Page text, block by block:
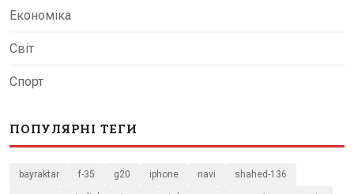
Економіка
Світ
Спорт
ПОПУЛЯРНІ ТЕГИ
bayraktar f-35 g20 iphone navi shahed-136